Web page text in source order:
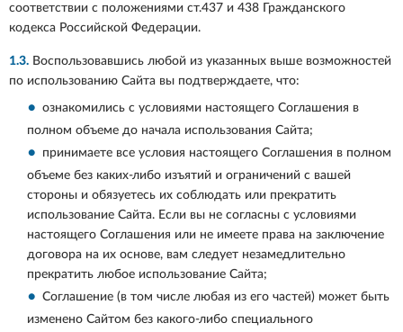
соответствии с положениями ст.437 и 438 Гражданского
кодекса Российской Федерации.
1.3. Воспользовавшись любой из указанных выше возможностей
по использованию Сайта вы подтверждаете, что:
ознакомились с условиями настоящего Соглашения в
полном объеме до начала использования Сайта;
принимаете все условия настоящего Соглашения в полном
объеме без каких-либо изъятий и ограничений с вашей
стороны и обязуетесь их соблюдать или прекратить
использование Сайта. Если вы не согласны с условиями
настоящего Соглашения или не имеете права на заключение
договора на их основе, вам следует незамедлительно
прекратить любое использование Сайта;
Соглашение (в том числе любая из его частей) может быть
изменено Сайтом без какого-либо специального